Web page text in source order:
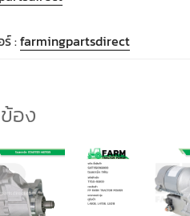
ร์ :farmingpartsdirect
อง